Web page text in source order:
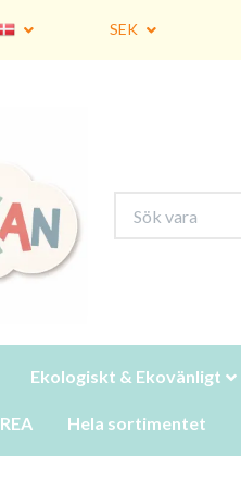
SEK
Ekologiskt & Ekovänligt
REA Hela sortimentet